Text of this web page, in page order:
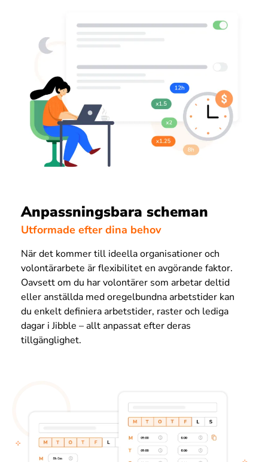
Anpassningsbara scheman
Utformade efter dina behov
När det kommer till ideella organisationer och
volontärarbete är flexibilitet en avgörande faktor.
Oavsett om du har volontärer som arbetar deltid
eller anställda med oregelbundna arbetstider kan
du enkelt definiera arbetstider, raster och lediga
dagar i Jibble – allt anpassat efter deras
tillgänglighet.